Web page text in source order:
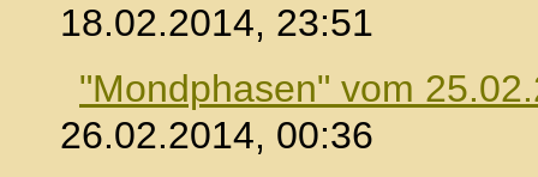
18.02.2014, 23:51
"Mondphasen" vom
26.02.2014, 00:36